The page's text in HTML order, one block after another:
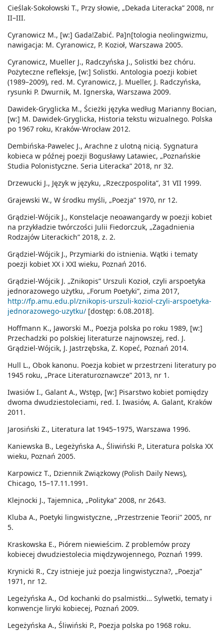
Cieślak-Sokołowski T., Przy słowie, „Dekada Literacka” 2008, nr
II–III.
Cyranowicz M., [w:] Gada!Zabić. Pa]n[tologia neolingwizmu,
nawigacja: M. Cyranowicz, P. Kozioł, Warszawa 2005.
Cyranowicz, Mueller J., Radczyńska J., Solistki bez chóru.
Pożyteczne refleksje, [w:] Solistki. Antologia poezji kobiet
(1989–2009), red. M. Cyranowicz, J. Mueller, J. Radczyńska,
rysunki P. Dwurnik, M. Ignerska, Warszawa 2009.
Dawidek-Gryglicka M., Ścieżki języka według Marianny Bocian,
[w:] M. Dawidek-Gryglicka, Historia tekstu wizualnego. Polska
po 1967 roku, Kraków-Wrocław 2012.
Dembińska-Pawelec J., Arachne z ulotną nicią. Sygnatura
kobieca w późnej poezji Bogusławy Latawiec, „Poznańskie
Studia Polonistyczne. Seria Literacka” 2018, nr 32.
Drzewucki J., Język w języku, „Rzeczpospolita”, 31 VII 1999.
Grajewski W., W środku myśli, „Poezja” 1970, nr 12.
Grądziel-Wójcik J., Konstelacje neoawangardy w poezji kobiet
na przykładzie twórczości Julii Fiedorczuk, „Zagadnienia
Rodzajów Literackich” 2018, z. 2.
Grądziel-Wójcik J., Przymiarki do istnienia. Wątki i tematy
poezji kobiet XX i XXI wieku, Poznań 2016.
Grądziel-Wójcik J. „Znikopis” Urszuli Kozioł, czyli arspoetyka
jednorazowego użytku, „Forum Poetyki”, zima 2017,
http://fp.amu.edu.pl/znikopis-urszuli-koziol-czyli-arspoetyka-
jednorazowego-uzytku/ [dostęp: 6.08.2018].
Hoffmann K., Jaworski M., Poezja polska po roku 1989, [w:]
Przechadzki po polskiej literaturze najnowszej, red. J.
Grądziel-Wójcik, J. Jastrzębska, Z. Kopeć, Poznań 2014.
Hull L., Obok kanonu. Poezja kobiet w przestrzeni literatury po
1945 roku, „Prace Literaturoznawcze” 2013, nr 1.
Iwasiów I., Galant A., Wstęp, [w:] Pisarstwo kobiet pomiędzy
dwoma dwudziestoleciami, red. I. Iwasiów, A. Galant, Kraków
2011.
Jarosiński Z., Literatura lat 1945–1975, Warszawa 1996.
Kaniewska B., Legeżyńska A., Śliwiński P., Literatura polska XX
wieku, Poznań 2005.
Karpowicz T., Dziennik Związkowy (Polish Daily News),
Chicago, 15–17.11.1991.
Klejnocki J., Tajemnica, „Polityka” 2008, nr 2643.
Kluba A., Poetyki lingwistyczne, „Przestrzenie Teorii” 2005, nr
5.
Kraskowska E., Piórem niewieścim. Z problemów prozy
kobiecej dwudziestolecia międzywojennego, Poznań 1999.
Krynicki R., Czy istnieje już poezja lingwistyczna?, „Poezja”
1971, nr 12.
Legeżyńska A., Od kochanki do psalmistki… Sylwetki, tematy i
konwencje liryki kobiecej, Poznań 2009.
Legeżyńska A., Śliwiński P., Poezja polska po 1968 roku.